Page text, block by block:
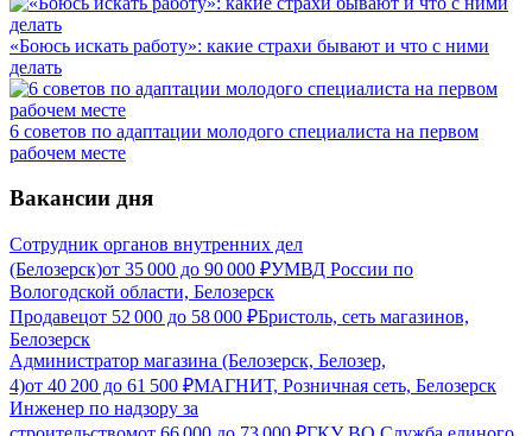
«Боюсь искать работу»: какие страхи бывают и что с ними
делать
6 советов по адаптации молодого специалиста на первом
рабочем месте
Вакансии дня
Сотрудник органов внутренних дел
(Белозерск)от 35 000 до 90 000 ₽УМВД России по
Вологодской области, Белозерск
Продавецот 52 000 до 58 000 ₽Бристоль, сеть магазинов,
Белозерск
Администратор магазина (Белозерск, Белозер,
4)от 40 200 до 61 500 ₽МАГНИТ, Розничная сеть, Белозерск
Инженер по надзору за